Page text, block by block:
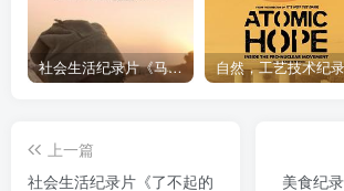
社会生活纪录片《马加拉 Makala》下载
上一篇
社会生活纪录片《了不起的
美食纪